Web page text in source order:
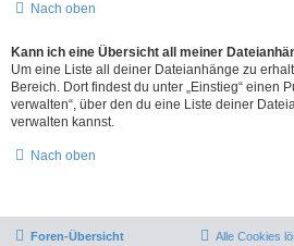
Nach oben
Kann ich eine Übersicht all meiner
Um eine Liste all deiner Dateianhänge zu
Bereich. Dort findest du unter „Einstieg“ einen
verwalten“, über den du eine Liste deiner
verwalten kannst.
Nach oben
Foren-Übersicht Alle Cookies